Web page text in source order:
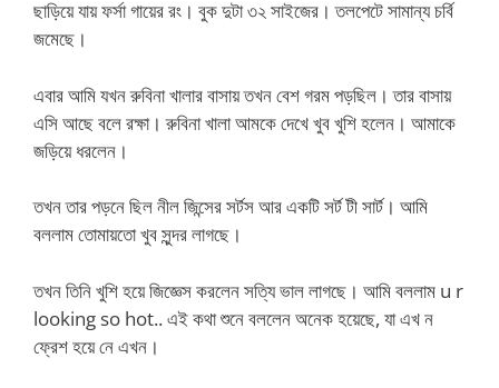
ছাড়িয়ে যায় ফর্সা গায়ের রং। বুক দুটা ৩২ সাইজের। তলপেটে সামান্য চর্বি
জমেছে।
এবার আমি যখন রুবিনা খালার বাসায় তখন বেশ গরম পড়ছিল। তার বাসায়
এসি আছে বলে রক্ষা। রুবিনা খালা আমকে দেখে খুব খুশি হলেন। আমাকে
জড়িয়ে ধরলেন।
তখন তার পড়নে ছিল নীল জিন্সের সর্টস আর একটি সর্ট টী সার্ট। আমি
বললাম তোমায়তো খুব সুন্দর লাগছে।
তখন তিনি খুশি হয়ে জিজ্ঞেস করলেন সত্যি ভাল লাগছে। আমি বললাম u r
looking so hot.. এই কথা শুনে বললেন অনেক হয়েছে, যা এখ ন
ফ্রেশ হয়ে নে এখন।